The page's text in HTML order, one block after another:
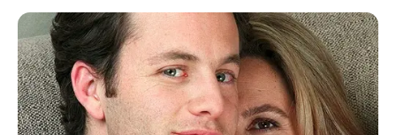
19 March, 2025 by admin
Conoce a una de